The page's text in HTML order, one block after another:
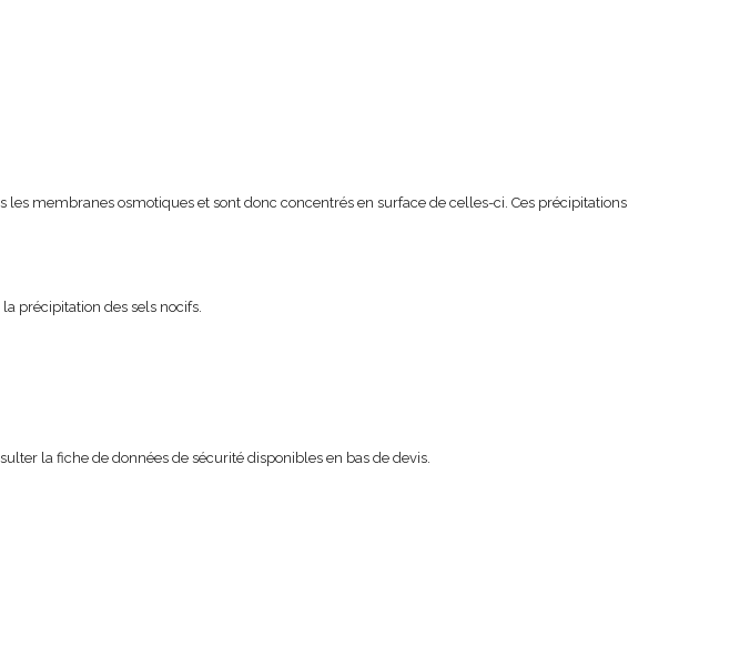
membranes osmotiques et sont donc concentrés en surface de celles-ci. Ces précipitations
précipitation des sels nocifs.
la fiche de données de sécurité disponibles en bas de devis.